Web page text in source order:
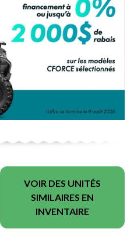
VOIR DES UNITÉS
SIMILAIRES EN
INVENTAIRE